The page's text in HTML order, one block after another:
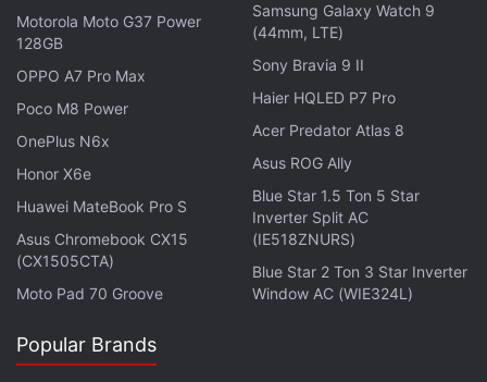
Motorola Moto G37 Power
128GB
OPPO A7 Pro Max
Poco M8 Power
OnePlus N6x
Honor X6e
Huawei MateBook Pro S
Asus Chromebook CX15
(CX1505CTA)
Moto Pad 70 Groove
Samsung Galaxy Watch 9
(44mm, LTE)
Sony Bravia 9 II
Haier HQLED P7 Pro
Acer Predator Atlas 8
Asus ROG Ally
Blue Star 1.5 Ton 5 Star
Inverter Split AC
(IE518ZNURS)
Blue Star 2 Ton 3 Star Inverter
Window AC (WIE324L)
Popular Brands